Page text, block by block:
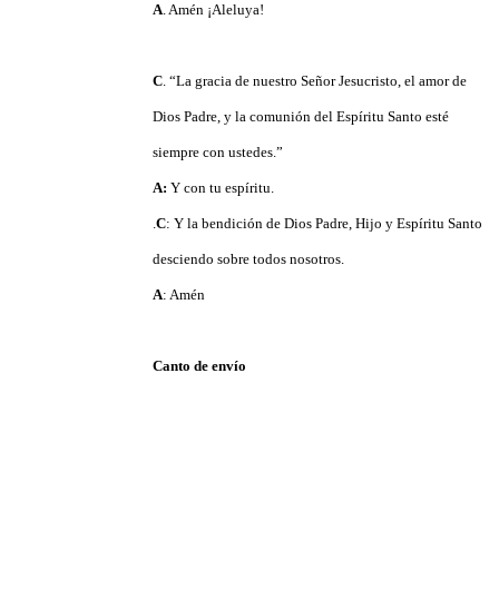
A. Amén ¡Aleluya!
C. “La gracia de nuestro Señor Jesucristo, el amor de
Dios Padre, y la comunión del Espíritu Santo esté
siempre con ustedes.”
A: Y con tu espíritu.
.C: Y la bendición de Dios Padre, Hijo y Espíritu Santo
desciendo sobre todos nosotros.
A: Amén
Canto de envío